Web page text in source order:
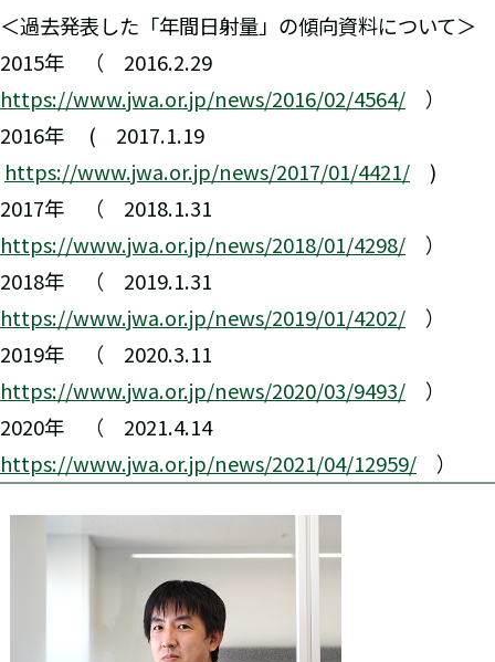
＜過去発表した「年間日射量」の傾向資料について＞
2015年 （ 2016.2.29
https://www.jwa.or.jp/news/2016/02/4564/ ）
2016年 ( 2017.1.19
https://www.jwa.or.jp/news/2017/01/4421/ )
2017年 （ 2018.1.31
https://www.jwa.or.jp/news/2018/01/4298/ ）
2018年 （ 2019.1.31
https://www.jwa.or.jp/news/2019/01/4202/ ）
2019年 （ 2020.3.11
https://www.jwa.or.jp/news/2020/03/9493/ ）
2020年 （ 2021.4.14
https://www.jwa.or.jp/news/2021/04/12959/ ）